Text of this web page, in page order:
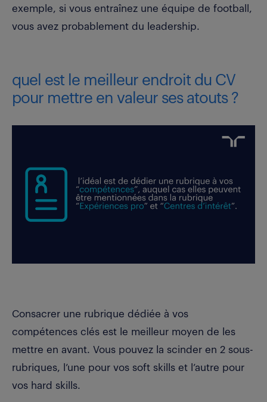
exemple, si vous entraînez une équipe de football,
vous avez probablement du leadership.
quel est le meilleur endroit du CV
pour mettre en valeur ses atouts ?
Consacrer une rubrique dédiée à vos
compétences clés est le meilleur moyen de les
mettre en avant. Vous pouvez la scinder en 2 sous-
rubriques, l’une pour vos soft skills et l’autre pour
vos hard skills.